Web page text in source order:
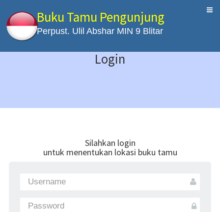
Buku Tamu Pengunjung
Perpust. Ulil Abshar MIN 9 Blitar
Login
Silahkan login
untuk menentukan lokasi buku tamu